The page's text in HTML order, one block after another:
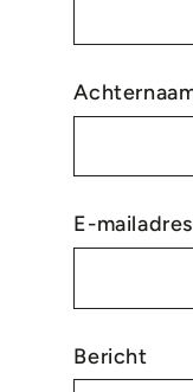
E-
Bericht